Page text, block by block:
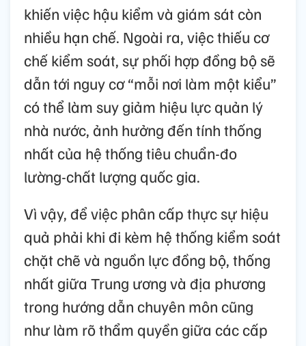
khiến việc hậu kiểm và giám sát còn
nhiều hạn chế. Ngoài ra, việc thiếu cơ
chế kiểm soát, sự phối hợp đồng bộ sẽ
dẫn tới nguy cơ “mỗi nơi làm một kiểu”
có thể làm suy giảm hiệu lực quản lý
nhà nước, ảnh hưởng đến tính thống
nhất của hệ thống tiêu chuẩn-đo
lường-chất lượng quốc gia.
Vì vậy, để việc phân cấp thực sự hiệu
quả phải khi đi kèm hệ thống kiểm soát
chặt chẽ và nguồn lực đồng bộ, thống
nhất giữa Trung ương và địa phương
trong hướng dẫn chuyên môn cũng
như làm rõ thẩm quyền giữa các cấp